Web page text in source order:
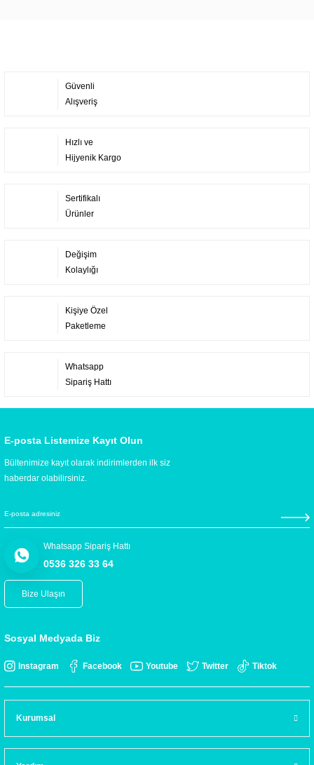
Güvenli
Alışveriş
Hızlı ve
Hijyenik Kargo
Sertifikalı
Ürünler
Değişim
Kolaylığı
Kişiye Özel
Paketleme
Whatsapp
Sipariş Hattı
E-posta Listemize Kayıt Olun
Bültenimize kayıt olarak indirimlerden ilk siz
haberdar olabilirsiniz.
Whatsapp Sipariş Hattı
0536 326 33 64
Bize Ulaşın
Sosyal Medyada Biz
Instagram Facebook Youtube Twitter Tiktok
Kurumsal